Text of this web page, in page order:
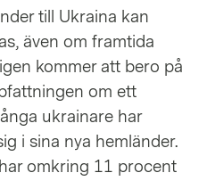
till Ukraina kan
även om framtida
kommer att bero på
om ett
ukrainare har
i sina nya hemländer.
omkring 11 procent